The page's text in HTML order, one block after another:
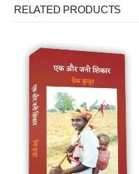
RELATED PRODUCTS